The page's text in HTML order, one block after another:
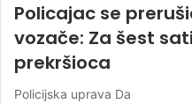
Policajac se
vozače: Za šest
prekršioca
Policijska uprava Da